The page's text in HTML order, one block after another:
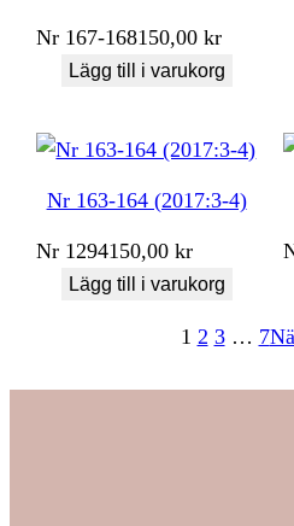
Nr 167-168150,00kr
Lägg till i varukorg
Nr 163-164 (2017:3-4)
Nr 1294150,00kr
Lägg till i varukorg
1 2 3 … 7